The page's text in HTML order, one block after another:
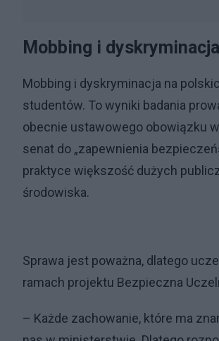
Mobbing i
Mobbing i dyskryminacja na
studentów. To wyniki badania
obecnie ustawowego obowiązku
senat do „zapewnienia
praktyce większość dużych
środowiska.
Sprawa jest poważna, dlatego
ramach projektu Bezpieczna
– Każde zachowanie, które ma